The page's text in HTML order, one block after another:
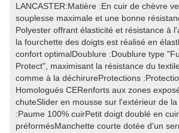
LANCASTER:Matière :En cuir de chèvre
souplesse maximale et une bonne
Polyester offrant élasticité et résistance à
la fourchette des doigts est réalisé en
confort optimalDoublure :Doublure type
Protect", maximisant la résistance du
comme à la déchirureProtections
Homologués CERenforts aux zones
chuteSlider en mousse sur l'extérieur de
:Paume 100% cuirPetit doigt doublé en
préformésManchette courte dotée d'un